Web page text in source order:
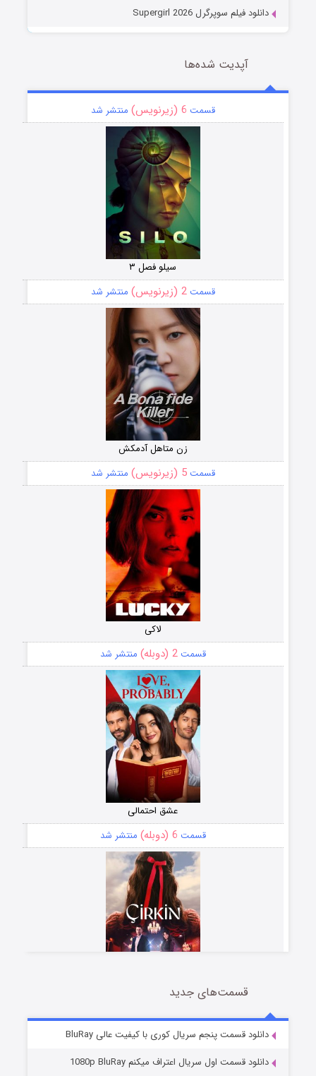
دانلود فیلم سوپرگرل Supergirl 2026
آپدیت شده‌ها
قسمت 6 (زیرنویس) منتشر شد
سیلو فصل ۳
قسمت2 (زیرنویس) منتشر شد
زن متاهل آدمکش
قسمت5 (زیرنویس) منتشر شد
لاکی
قسمت2 (دوبله) منتشر شد
عشق احتمالی
قسمت 6 (دوبله) منتشر شد
سریال زشت
قسمت5 (زیرنویس) منتشر شد
قسمت‌های جدید
دانلود قسمت پنجم سریال کوری با کیفیت عالی BluRay
دانلود قسمت اول سریال اعتراف میکنم 1080p BluRay